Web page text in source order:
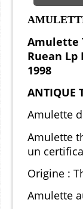
Amulette
Ruean Lp
1998
ANTIQUE
Amulette
Amulette
un
Origine :
Amulette